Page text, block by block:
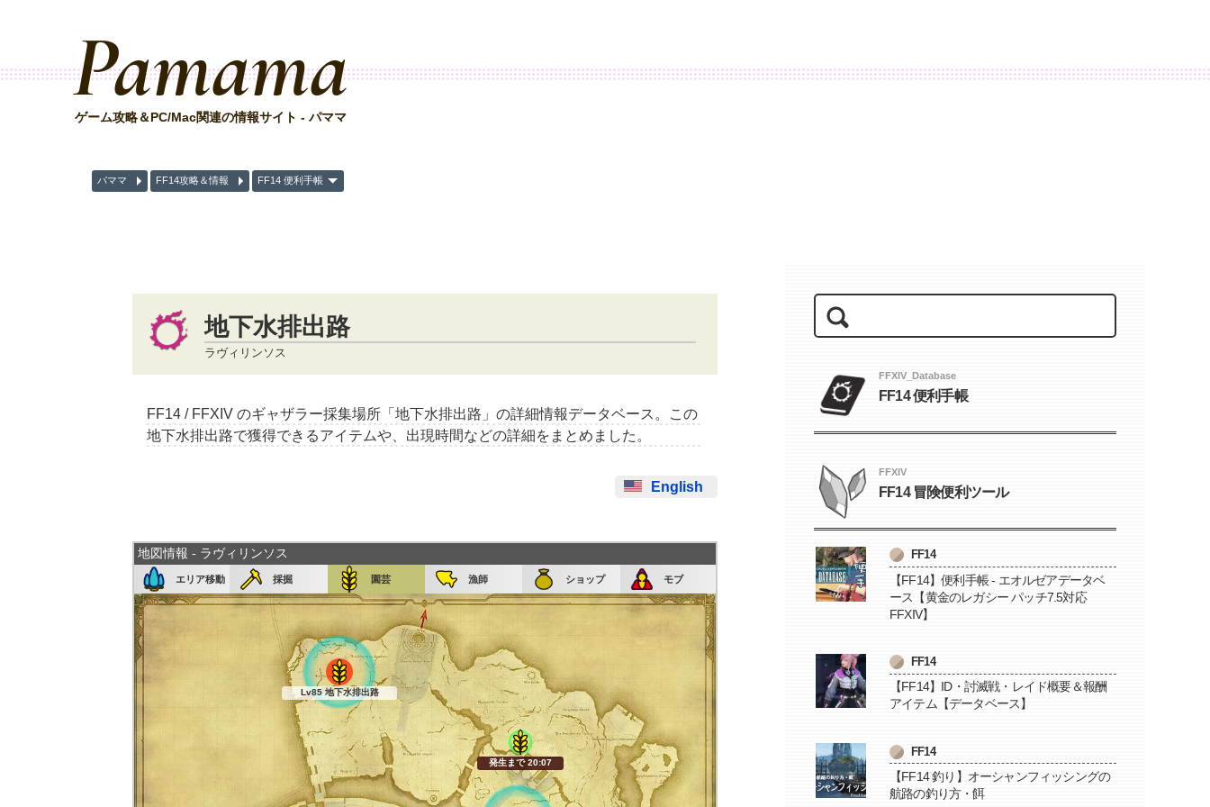
Pamama
ゲーム攻略＆PC/Mac関連の情報サイト - パママ
パママ FF14攻略＆情報 FF14 便利手帳
地下水排出路
ラヴィリンソス
FF14 / FFXIV のギャザラー採集場所「地下水排出路」の詳細情報データベース。この
地下水排出路で獲得できるアイテムや、出現時間などの詳細をまとめました。
English
地図情報 - ラヴィリンソス
エリア移動 採掘 園芸 漁師 ショップ モブ
Lv85 地下水排出路
発生まで 20:05
FFXIV_Database
FF14 便利手帳
FFXIV
FF14 冒険便利ツール
FF14
【FF14】便利手帳 - エオルゼアデータベ
ース【黄金のレガシー パッチ7.5対応
FFXIV】
FF14
【FF14】ID・討滅戦・レイド概要＆報酬
アイテム【データベース】
FF14
【FF14 釣り】オーシャンフィッシングの
航路の釣り方・餌